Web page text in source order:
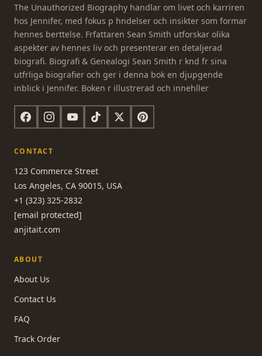
The Unauthorized Biography handlar om livet och karriren
hos Jennifer, med fokus p hndelser och insikter som formar
hennes berttelse. Frfattaren Sean Smith utforskar olika
aspekter av hennes liv och presenterar en detaljerad
biografi. Biografi & Genealogi Sean Smith r knd fr sina
utfrliga biografier och ger i denna bok en djupgende
inblick i Jennifer. Boken r illustrerad och innehller
CONTACT
123 Commerce Street
Los Angeles, CA 90015, USA
+1 (323) 325-2832
[email protected]
anjitait.com
ABOUT
About Us
Contact Us
FAQ
Track Order